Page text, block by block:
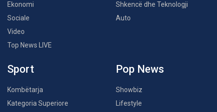
Ekonomi
Sociale
Video
Top News LIVE
Shkencë dhe Teknologji
Auto
Sport
Kombëtarja
Kategoria Superiore
Pop News
Showbiz
Lifestyle